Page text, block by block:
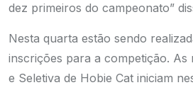
dez primeiros do campeonato”
Nesta quarta estão sendo
inscrições para a competição. As
e Seletiva de Hobie Cat iniciam